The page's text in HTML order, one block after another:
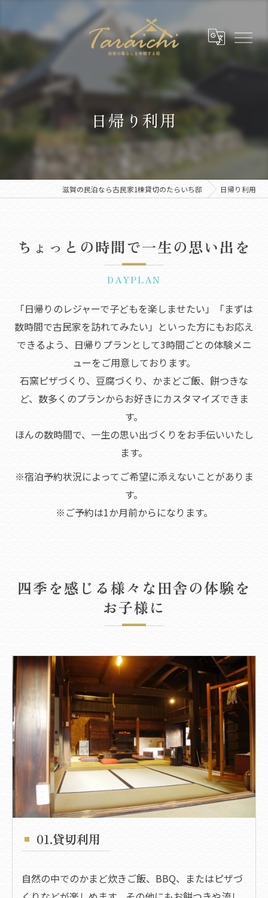
日帰り利用
滋賀の民泊なら古民家1棟貸切のたらいち邸 日帰り利用
ちょっとの時間で一生の思い出を
DAYPLAN
「日帰りのレジャーで子どもを楽しませたい」「まずは
数時間で古民家を訪れてみたい」といった方にもお応え
できるよう、日帰りプランとして3時間ごとの体験メニ
ューをご用意しております。
石窯ピザづくり、豆腐づくり、かまどご飯、餅つきな
ど、数多くのプランからお好きにカスタマイズできま
す。
ほんの数時間で、一生の思い出づくりをお手伝いいたし
ます。
※宿泊予約状況によってご希望に添えないことがありま
す。
※ご予約は1か月前からになります。
四季を感じる様々な田舎の体験を
お子様に
01.貸切利用
自然の中でのかまど炊きご飯、BBQ、またはピザづ